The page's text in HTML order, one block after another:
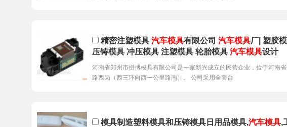
精密注塑模具 汽车模具有限公司 汽车模具厂| 塑胶
压铸模具 冲压模具 注塑模具 轮胎模具 汽车模具设计
河南省郑州市拼搏模具有限公司是一家新兴成立的民营企业，位于河南
路西岗（西三环向西一公里路南）。 公司采用全套台
模具制造塑料模具和压铸模具日用品模具,汽车模具,